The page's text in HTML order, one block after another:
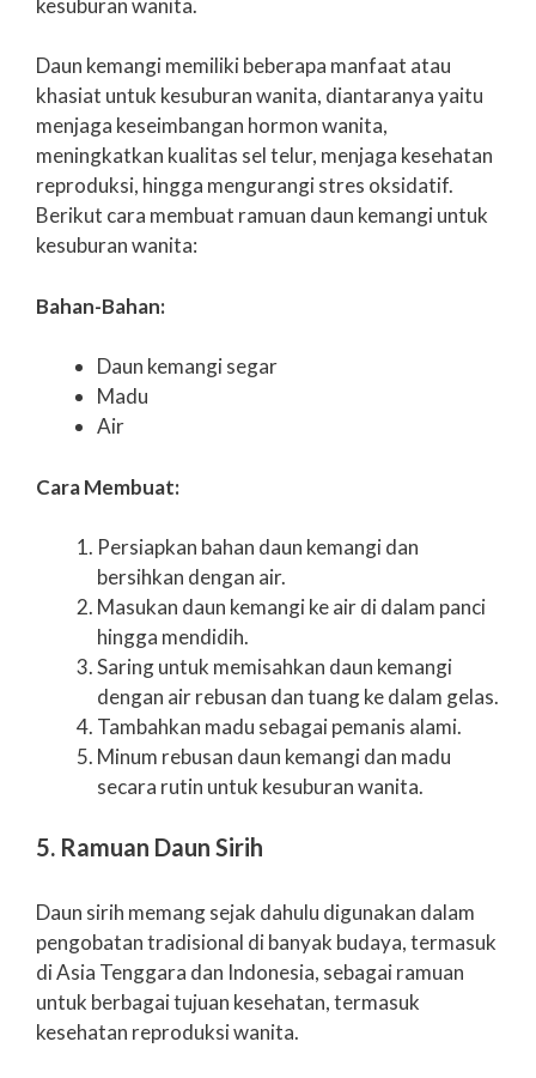
kesuburan wanita.
Daun kemangi memiliki beberapa manfaat atau
khasiat untuk kesuburan wanita, diantaranya yaitu
menjaga keseimbangan hormon wanita,
meningkatkan kualitas sel telur, menjaga kesehatan
reproduksi, hingga mengurangi stres oksidatif.
Berikut cara membuat ramuan daun kemangi untuk
kesuburan wanita:
Bahan-Bahan:
Daun kemangi segar
Madu
Air
Cara Membuat:
Persiapkan bahan daun kemangi dan
bersihkan dengan air.
Masukan daun kemangi ke air di dalam panci
hingga mendidih.
Saring untuk memisahkan daun kemangi
dengan air rebusan dan tuang ke dalam gelas.
Tambahkan madu sebagai pemanis alami.
Minum rebusan daun kemangi dan madu
secara rutin untuk kesuburan wanita.
5. Ramuan Daun Sirih
Daun sirih memang sejak dahulu digunakan dalam
pengobatan tradisional di banyak budaya, termasuk
di Asia Tenggara dan Indonesia, sebagai ramuan
untuk berbagai tujuan kesehatan, termasuk
kesehatan reproduksi wanita.